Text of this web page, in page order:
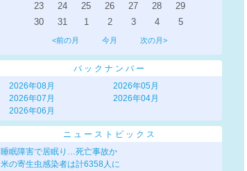
23
24 25 26 27 28
29
30
31 1 2 3 4 5
<前の月 今月 次の月>
バックナンバー
2026年08月
2026年07月
2026年06月
2026年05月
2026年04月
ニューストピックス
睡眠障害で居眠り…死亡事故か
米の寄生虫感染者は計6358人に